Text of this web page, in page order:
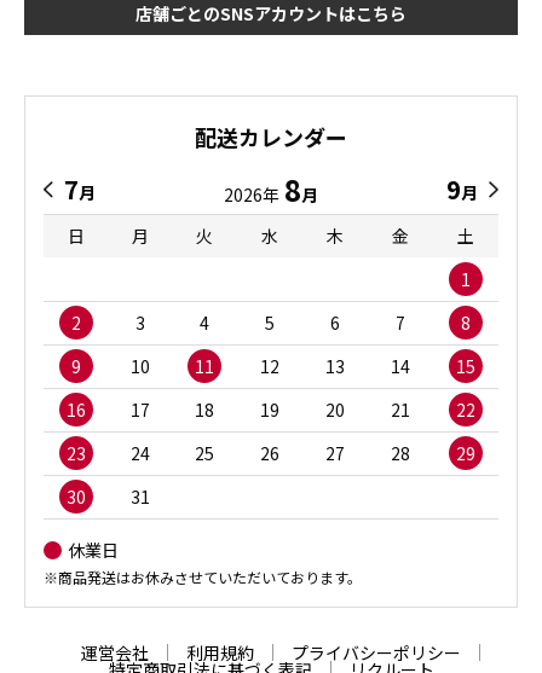
店舗ごとのSNSアカウントはこちら
配送カレンダー
7月 2026年 8月 9月
日
月 火 水 木 金
土
1
2
3 4 5 6 7
8
9
10 11 12 13 14
15
16
17 18 19 20 21
22
23
24 25 26 27 28
29
30
31
休業日
※商品発送はお休みさせていただいております。
運営会社 利用規約 プライバシーポリシー